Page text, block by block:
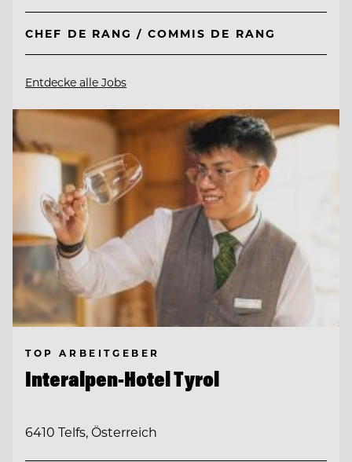
CHEF DE RANG / COMMIS DE RANG
Entdecke alle Jobs
TOP ARBEITGEBER
Interalpen-Hotel Tyrol
6410 Telfs, Österreich